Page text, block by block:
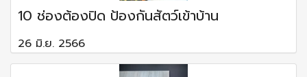
10 ช่องต้องปิด ป้องกันสัตว์เข้าบ้าน
26 มิ.ย. 2566